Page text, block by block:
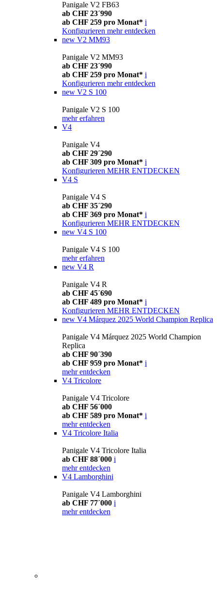
Panigale V2 FB63
ab CHF 23´990
ab CHF 259 pro Monat* i
Konfigurieren mehr entdecken
new V2 MM93
Panigale V2 MM93
ab CHF 23´990
ab CHF 259 pro Monat* i
Konfigurieren mehr entdecken
new V2 S 100
Panigale V2 S 100
mehr erfahren
V4
Panigale V4
ab CHF 29´290
ab CHF 309 pro Monat* i
Konfigurieren MEHR ENTDECKEN
V4 S
Panigale V4 S
ab CHF 35´290
ab CHF 369 pro Monat* i
Konfigurieren MEHR ENTDECKEN
new V4 S 100
Panigale V4 S 100
mehr erfahren
new V4 R
Panigale V4 R
ab CHF 45´690
ab CHF 489 pro Monat* i
Konfigurieren MEHR ENTDECKEN
new V4 Márquez 2025 World Champion Replica
Panigale V4 Márquez 2025 World Champion
Replica
ab CHF 90´390
ab CHF 959 pro Monat* i
mehr entdecken
V4 Tricolore
Panigale V4 Tricolore
ab CHF 56´000
ab CHF 589 pro Monat* i
mehr entdecken
V4 Tricolore Italia
Panigale V4 Tricolore Italia
ab CHF 88´000 i
mehr entdecken
V4 Lamborghini
Panigale V4 Lamborghini
ab CHF 77´000 i
mehr entdecken